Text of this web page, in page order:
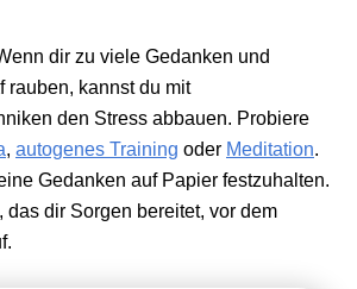
dir zu viele Gedanken und
rauben, kannst du mit
den Stress abbauen. Probiere
, autogenes Training oder Meditation.
Gedanken auf Papier festzuhalten.
das dir Sorgen bereitet, vor dem